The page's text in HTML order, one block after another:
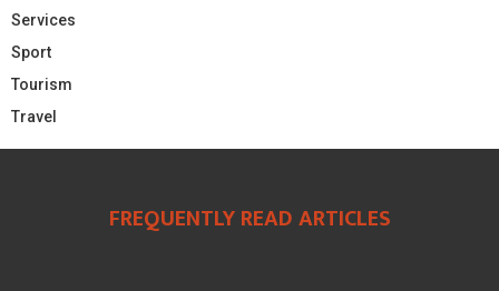
Services
Sport
Tourism
Travel
FREQUENTLY READ ARTICLES